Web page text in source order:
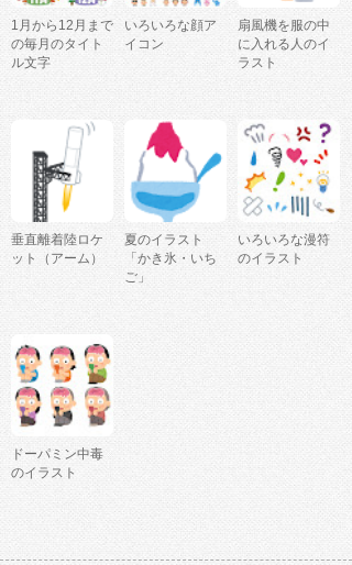
1月から12月まで
の毎月のタイト
ル文字
いろいろな顔ア
イコン
扇風機を服の中
に入れる人のイ
ラスト
垂直離着陸ロケ
ット（アーム）
夏のイラスト
「かき氷・いち
ご」
いろいろな漫符
のイラスト
ドーパミン中毒
のイラスト